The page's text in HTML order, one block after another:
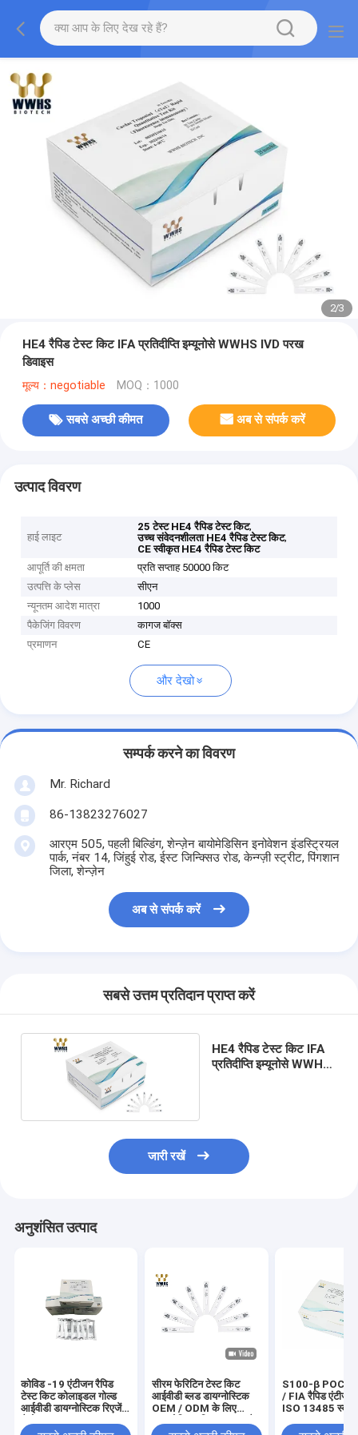
2/3
HE4 रैपिड टेस्ट किट IFA प्रतिदीप्ति इम्यूनोसे WWHS IVD परख
डिवाइस
मूल्य：negotiable MOQ：1000
सबसे अच्छी कीमत अब से संपर्क करें
उत्पाद विवरण
हाई लाइट
25 टेस्ट HE4 रैपिड टेस्ट किट,
उच्च संवेदनशीलता HE4 रैपिड टेस्ट किट,
CE स्वीकृत HE4 रैपिड टेस्ट किट
आपूर्ति की क्षमता
प्रति सप्ताह 50000 किट
उत्पत्ति के प्लेस
सीएन
न्यूनतम आदेश मात्रा
1000
पैकेजिंग विवरण
कागज बॉक्स
प्रमाणन
CE
और देखो
सम्पर्क करने का विवरण
Mr. Richard
86-13823276027
आरएम 505, पहली बिल्डिंग, शेन्ज़ेन बायोमेडिसिन इनोवेशन इंडस्ट्रियल
पार्क, नंबर 14, जिंहुई रोड, ईस्ट जिन्क्सिउ रोड, केन्ग्ज़ी स्ट्रीट, पिंगशान
जिला, शेन्ज़ेन
अब से संपर्क करें
सबसे उत्तम प्रतिदान प्राप्त करें
HE4 रैपिड टेस्ट किट IFA
प्रतिदीप्ति इम्यूनोसे WWHS
जारी रखें
अनुशंसित उत्पाद
कोविड -19 एंटीजन रैपिड
टेस्ट किट कोलाइडल गोल्ड
आईवीडी डायग्नोस्टिक रिएजेंट
सीरम फेरिटिन टेस्ट किट
आईवीडी ब्लड डायग्नोस्टिक
OEM / ODM के लिए
S100-β POCT
/ FIA रैपिड एंटीजन
ISO 13485